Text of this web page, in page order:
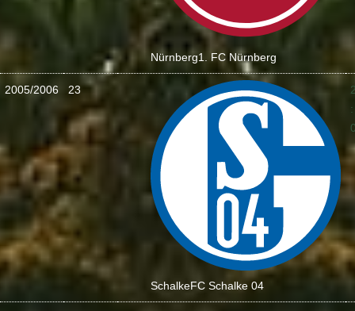
Nürnberg1. FC Nürnberg
2005/2006 23
SchalkeFC Schalke 04
: